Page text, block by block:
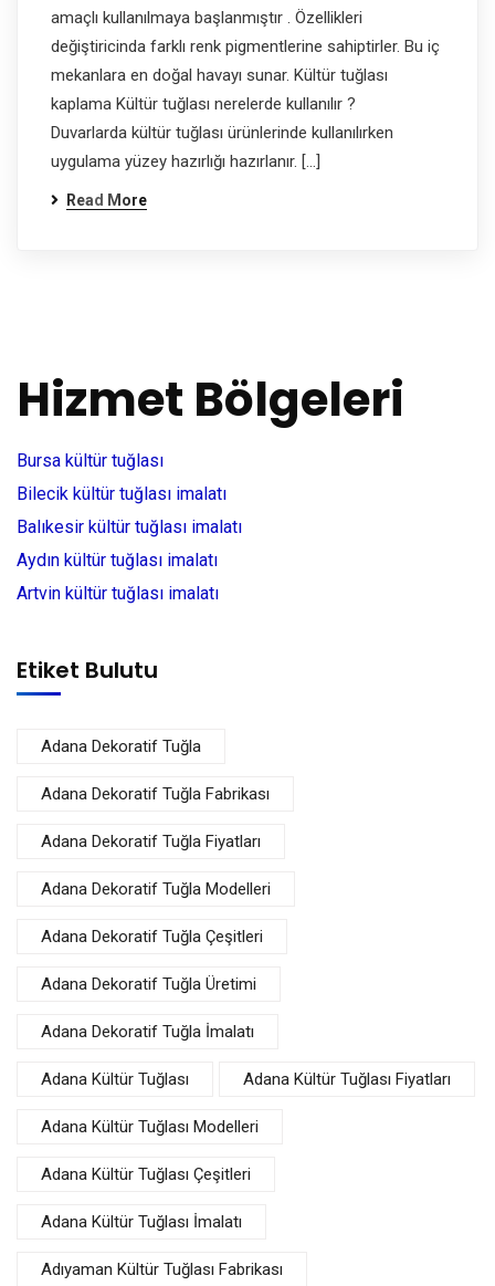
amaçlı kullanılmaya başlanmıştır . Özellikleri
değiştiricinda farklı renk pigmentlerine sahiptirler. Bu iç
mekanlara en doğal havayı sunar. Kültür tuğlası
kaplama Kültür tuğlası nerelerde kullanılır ?
Duvarlarda kültür tuğlası ürünlerinde kullanılırken
uygulama yüzey hazırlığı hazırlanır. […]
Read More
Hizmet Bölgeleri
Bursa kültür tuğlası
Bilecik kültür tuğlası imalatı
Balıkesir kültür tuğlası imalatı
Aydın kültür tuğlası imalatı
Artvin kültür tuğlası imalatı
Etiket Bulutu
Adana Dekoratif Tuğla
Adana Dekoratif Tuğla Fabrikası
Adana Dekoratif Tuğla Fiyatları
Adana Dekoratif Tuğla Modelleri
Adana Dekoratif Tuğla Çeşitleri
Adana Dekoratif Tuğla Üretimi
Adana Dekoratif Tuğla İmalatı
Adana Kültür Tuğlası Adana Kültür Tuğlası Fiyatları
Adana Kültür Tuğlası Modelleri
Adana Kültür Tuğlası Çeşitleri
Adana Kültür Tuğlası İmalatı
Adıyaman Kültür Tuğlası Fabrikası